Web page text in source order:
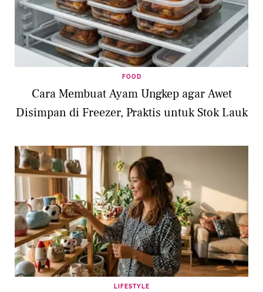
FOOD
Cara Membuat Ayam Ungkep agar Awet
Disimpan di Freezer, Praktis untuk Stok Lauk
LIFESTYLE